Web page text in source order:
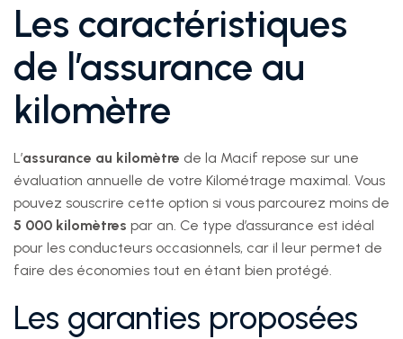
Les caractéristiques
de l’assurance au
kilomètre
L’assurance au kilomètre de la Macif repose sur une
évaluation annuelle de votre Kilométrage maximal. Vous
pouvez souscrire cette option si vous parcourez moins de
5 000 kilomètres par an. Ce type d’assurance est idéal
pour les conducteurs occasionnels, car il leur permet de
faire des économies tout en étant bien protégé.
Les garanties proposées